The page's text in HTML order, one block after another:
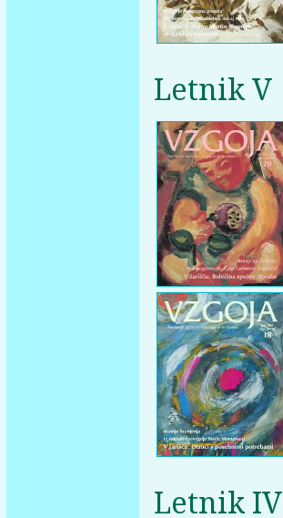
Letnik V
Letnik IV